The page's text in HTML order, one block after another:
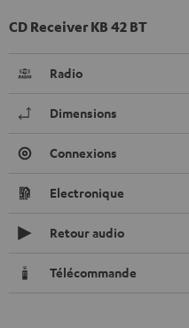
CD Receiver KB 42 BT
Radio
Dimensions
Connexions
Electronique
Retour audio
Télécommande